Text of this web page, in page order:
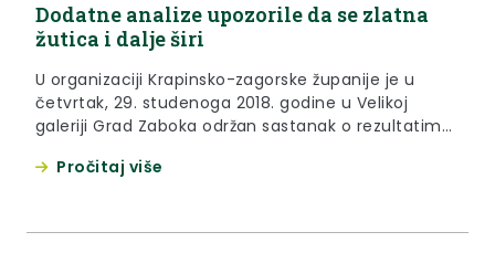
Dodatne analize upozorile da se zlatna
žutica i dalje širi
U organizaciji Krapinsko-zagorske županije je u
četvrtak, 29. studenoga 2018. godine u Velikoj
galeriji Grad Zaboka održan sastanak o rezultatima
žutice u vinogradima na području Krapinsko-
Pročitaj više